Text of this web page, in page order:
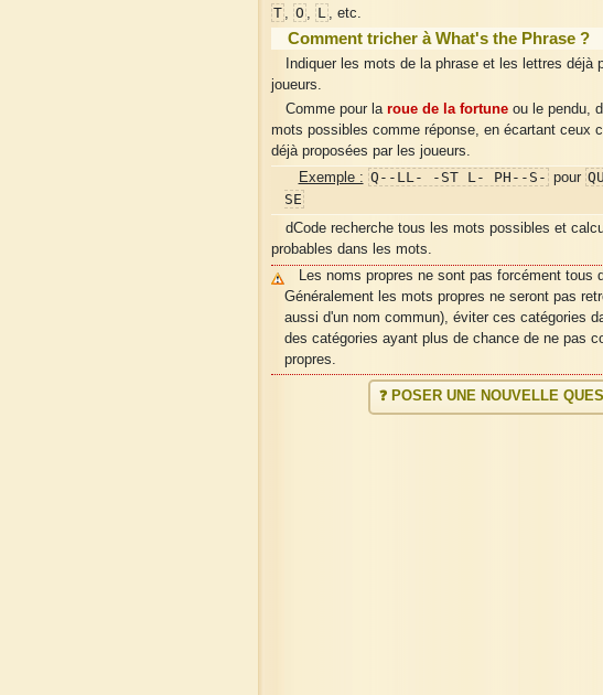
T O L , etc.
Comment tricher à What's the Phrase ?
Indiquer les mots de la phrase et les lettres déjà
joueurs.
Comme pour la roue de la fortuneou le pendu,
mots possibles comme réponse, en écartant ceux
déjà proposées par les joueurs.
Exemple : Q--LL- -ST L- PH--S- pour
SE
dCode recherche tous les mots possibles et
probables dans les mots.
Les noms propres ne sont pas forcément tous
Généralement les mots propres ne seront pas
aussi d'un nom commun), éviter ces catégories
des catégories ayant plus de chance de ne pas
propres.
❓ POSER UNE NOUVELLE